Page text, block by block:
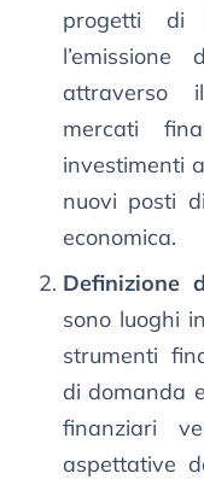
progetti di
attraverso
mercati
investimenti
nuovi posti
economica.
Definizione
sono luoghi
strumenti
di domanda
finanziari
aspettative